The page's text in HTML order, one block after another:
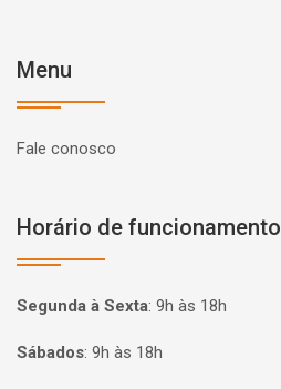
Menu
Fale conosco
Horário de funcionamento
Segunda à Sexta: 9h às 18h
Sábados: 9h às 18h